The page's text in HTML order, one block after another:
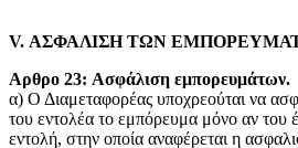
V. ΑΣΦΑΛΙΣΗ ΤΩΝ
Αρθρο 23: Aσφάλιση εμπορευμάτων.
α) Ο Διαμεταφορέας υποχρεούται να
του εντολέα το εμπόρευμα μόνο αν του
εντολή, στην οποία αναφέρεται η